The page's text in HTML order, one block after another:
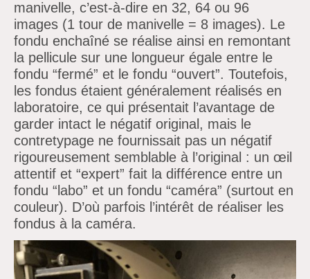
manivelle, c’est-à-dire en 32, 64 ou 96
images (1 tour de manivelle = 8 images). Le
fondu enchaîné se réalise ainsi en remontant
la pellicule sur une longueur égale entre le
fondu “fermé” et le fondu “ouvert”. Toutefois,
les fondus étaient généralement réalisés en
laboratoire, ce qui présentait l’avantage de
garder intact le négatif original, mais le
contretypage ne fournissait pas un négatif
rigoureusement semblable à l’original : un œil
attentif et “expert” fait la différence entre un
fondu “labo” et un fondu “caméra” (surtout en
couleur). D’où parfois l’intérêt de réaliser les
fondus à la caméra.